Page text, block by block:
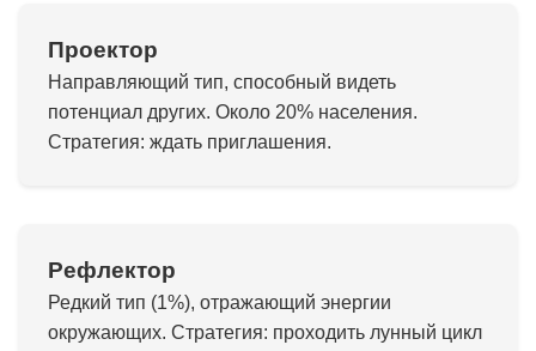
Проектор
Направляющий тип, способный видеть
потенциал других. Около 20% населения.
Стратегия: ждать приглашения.
Рефлектор
Редкий тип (1%), отражающий энергии
окружающих. Стратегия: проходить лунный цикл